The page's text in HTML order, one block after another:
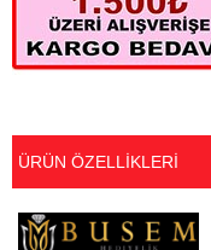
ÜRÜN ÖZELLIKLERI